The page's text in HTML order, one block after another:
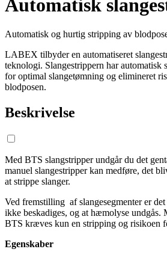
Automatisk
Automatisk og hurtig stripping av
LABEX tilbyder en automatiseret
teknologi. Slangestrippern har automatisk
for optimal slangetømning og elimineret
blodposen.
Beskrivelse
Med BTS slangstripper undgår du det
manuel slangestripper kan medføre, det
at strippe slanger.
Ved fremstilling af slangesegmenter er
ikke beskadiges, og at hæmolyse undgås.
BTS kræves kun en stripping og risikoen
Egenskaber